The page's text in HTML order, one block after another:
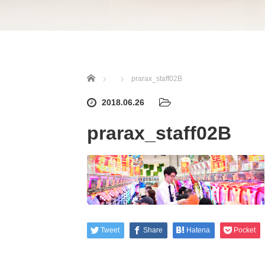
ホーム prarax_staff02B
2018.06.26
prarax_staff02B
Tweet Share Hatena Pocket